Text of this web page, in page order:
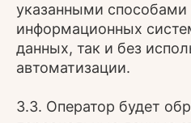
указанными
информационных
данных, так и без
автоматизации.
3.3. Оператор будет